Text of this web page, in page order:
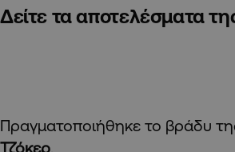
Δείτε τα αποτελέσματα
Πραγματοποιήθηκε το βράδυ
Τζόκερ.